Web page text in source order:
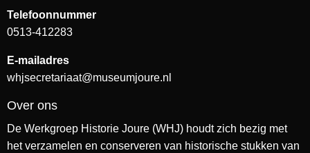
Telefoonnummer
0513-412283
E-mailadres
whjsecretariaat@museumjoure.nl
Over ons
De Werkgroep Historie Joure (WHJ) houdt zich bezig met
het verzamelen en conserveren van historische stukken van